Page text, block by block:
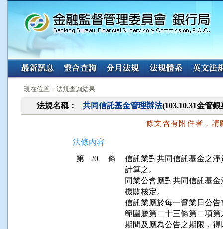
:::
現在位置：法規查詢結果
法規名稱： 共同信託基金管理辦法(103.10.31金管
條文含有附件者，請
法條內容
第 20 條
信託業對共同信託基金之
計算之。
同業公會應對共同信託基
機關核定。
信託業應於每一營業日公
範圍屬第二十三條第二項
期間及應為公告之期限，